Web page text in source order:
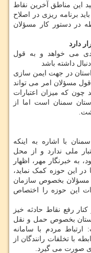
این مناطق آخرین نقاط
برنامه ریزی در اصلاح
در دستور کار مسؤلان
دارد
می خواهد و به قول
در جهت ایمن سازی
مسؤلان امر می تواند
باشد چون که میزان اعتبارات
سمنان است اما از
با اشاره به اینکه
ملی ندارد و از محل
به خبرنگار مهر، اظهار
این حوزه کمک نماید،
مسؤلان بخصوص سازمان
این حوزه را اختصاص
رفع نقاط حادثه خیز
استان بخصوص حمل و نقل
مردم با سامانه
با تخلفات رانندگان از
صورت می گیرد.